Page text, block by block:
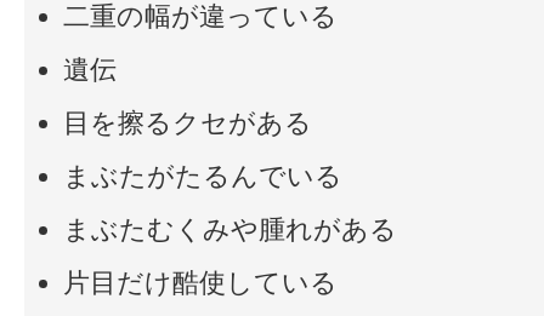
二重の幅が違っている
遺伝
目を擦るクセがある
まぶたがたるんでいる
まぶたむくみや腫れがある
片目だけ酷使している